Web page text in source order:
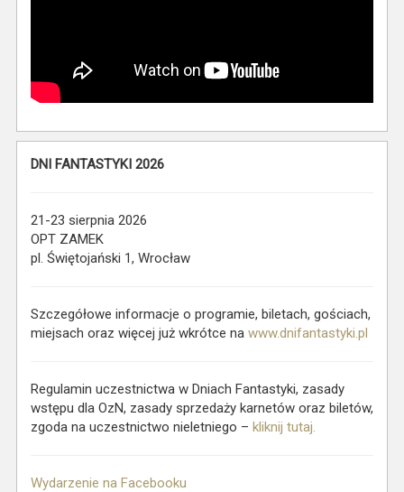
DNI FANTASTYKI 2026
21-23 sierpnia 2026
OPT ZAMEK
pl. Świętojański 1, Wrocław
Szczegółowe informacje o programie, biletach, gościach,
miejsach oraz więcej już wkrótce na www.dnifantastyki.pl
Regulamin uczestnictwa w Dniach Fantastyki, zasady
wstępu dla OzN, zasady sprzedaży karnetów oraz biletów,
zgoda na uczestnictwo nieletniego – kliknij tutaj.
Wydarzenie na Facebooku